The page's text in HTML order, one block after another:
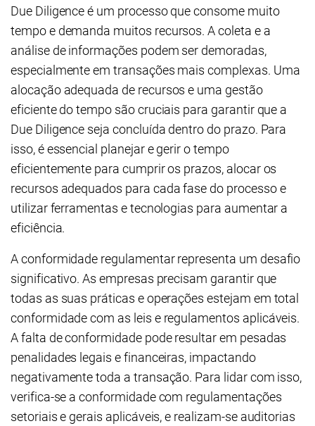
Due Diligence é um processo que consome muito
tempo e demanda muitos recursos. A coleta e a
análise de informações podem ser demoradas,
especialmente em transações mais complexas. Uma
alocação adequada de recursos e uma gestão
eficiente do tempo são cruciais para garantir que a
Due Diligence seja concluída dentro do prazo. Para
isso, é essencial planejar e gerir o tempo
eficientemente para cumprir os prazos, alocar os
recursos adequados para cada fase do processo e
utilizar ferramentas e tecnologias para aumentar a
eficiência.
A conformidade regulamentar representa um desafio
significativo. As empresas precisam garantir que
todas as suas práticas e operações estejam em total
conformidade com as leis e regulamentos aplicáveis.
A falta de conformidade pode resultar em pesadas
penalidades legais e financeiras, impactando
negativamente toda a transação. Para lidar com isso,
verifica-se a conformidade com regulamentações
setoriais e gerais aplicáveis, e realizam-se auditorias